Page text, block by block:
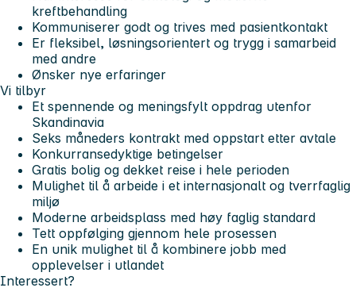
kreftbehandling
Kommuniserer godt og trives med pasientkontakt
Er fleksibel, løsningsorientert og trygg i samarbeid
med andre
Ønsker nye erfaringer
Vi tilbyr
Et spennende og meningsfylt oppdrag utenfor
Skandinavia
Seks måneders kontrakt med oppstart etter avtale
Konkurransedyktige betingelser
Gratis bolig og dekket reise i hele perioden
Mulighet til å arbeide i et internasjonalt og tverrfaglig
miljø
Moderne arbeidsplass med høy faglig standard
Tett oppfølging gjennom hele prosessen
En unik mulighet til å kombinere jobb med
opplevelser i utlandet
Interessert?